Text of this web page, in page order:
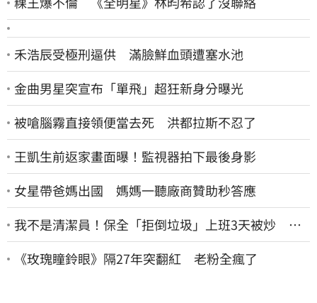
禾浩辰受極刑逼供 滿臉鮮血頭遭塞水池
金曲男星突宣布「單飛」超狂新身分曝光
被嗆腦霧直接領便當去死 洪都拉斯不忍了
王凱生前返家畫面曝！監視器拍下最後身影
女星帶爸媽出國 媽媽一聽廠商贊助秒答應
我不是清潔員！保全「拒倒垃圾」上班3天被炒 找
法院討公道結果出爐
《玫瑰瞳鈴眼》隔27年突翻紅 老粉全瘋了